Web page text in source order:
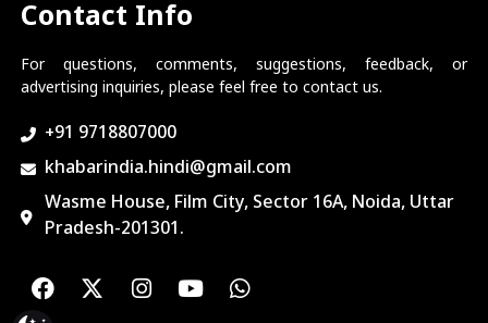
Contact Info
For questions, comments, suggestions, feedback, or
advertising inquiries, please feel free to contact us.
+91 9718807000
khabarindia.hindi@gmail.com
Wasme House, Film City, Sector 16A, Noida, Uttar
Pradesh-201301.